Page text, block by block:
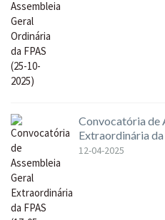
Convocatória de
Extraordinária
12-04-2025